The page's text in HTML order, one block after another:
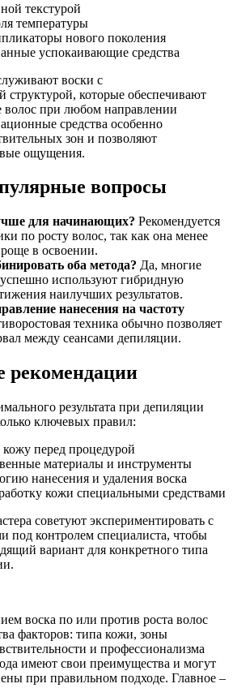
текстурой
температуры
нового поколения
успокаивающие средства
воски с
структурой, которые обеспечивают
волос при любом направлении
средства особенно
зон и позволяют
ощущения.
вопросы
для начинающих? Рекомендуется
по росту волос, так как она менее
в освоении.
оба метода? Да, многие
используют гибридную
наилучших результатов.
нанесения на частоту
техника обычно позволяет
между сеансами депиляции.
рекомендации
результата при депиляции
ключевых правил:
кожу перед процедурой
материалы и инструменты
нанесения и удаления воска
кожи специальными средствами
советуют экспериментировать с
под контролем специалиста, чтобы
вариант для конкретного типа
воска по или против роста волос
факторов: типа кожи, зоны
и профессионализма
имеют свои преимущества и могут
при правильном подходе. Главное –